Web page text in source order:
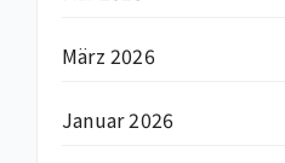
März 2026
Januar 2026